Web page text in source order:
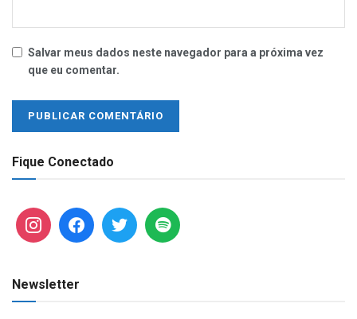
Salvar meus dados neste navegador para a próxima vez
que eu comentar.
Fique Conectado
Newsletter